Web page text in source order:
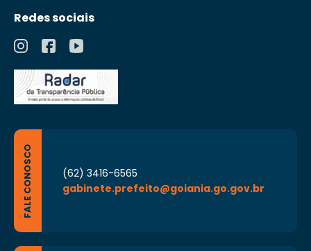
Redes sociais
FALE CONOSCO
(62) 3416-6565
gabinete.prefeito@goiania.go.gov.br